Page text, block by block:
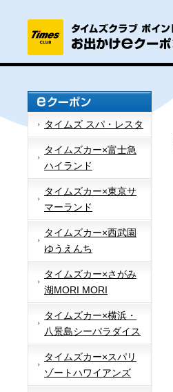
タイムズ スパ・レスタ
タイムズカー×富士急
ハイランド
タイムズカー×東京サ
マーランド
タイムズカー×西武園
ゆうえんち
タイムズカー×さがみ
湖MORI MORI
タイムズカー×横浜・
八景島シーパラダイス
タイムズカー×スパリ
ゾートハワイアンズ